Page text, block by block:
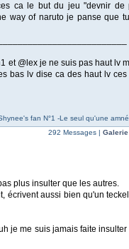
ca le but du jeu "devnir de
way of naruto je panse que
et @lex je ne suis pas haut lv
bas lv dise ca des haut lv
fan N°1 -Le seul qu'une
292 Messages | Galerie
plus insulter que les autres.
écrivent aussi bien qu'un
je me suis jamais faite